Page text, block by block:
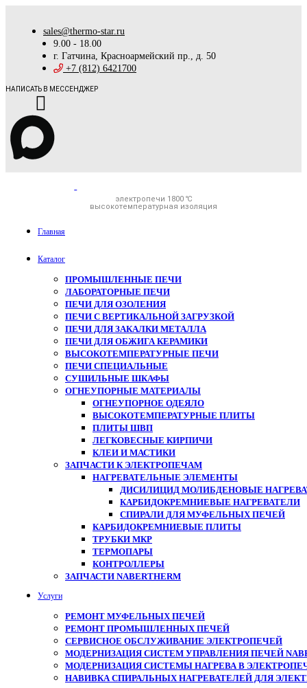
sales@thermo-star.ru
9.00 - 18.00
г. Гатчина, Красноармейский пр., д. 50
+7 (812) 6421700
НАПИСАТЬ В МЕССЕНДЖЕР
электропечи 1800 ℃
высокотемпературная изоляция
Главная
Каталог
ПРОМЫШЛЕННЫЕ ПЕЧИ
ЛАБОРАТОРНЫЕ ПЕЧИ
ПЕЧИ ДЛЯ ОЗОЛЕНИЯ
ПЕЧИ С ВЕРТИКАЛЬНОЙ ЗАГРУЗКОЙ
ПЕЧИ ДЛЯ ЗАКАЛКИ МЕТАЛЛА
ПЕЧИ ДЛЯ ОБЖИГА КЕРАМИКИ
ВЫСОКОТЕМПЕРАТУРНЫЕ ПЕЧИ
ПЕЧИ СПЕЦИАЛЬНЫЕ
СУШИЛЬНЫЕ ШКАФЫ
ОГНЕУПОРНЫЕ МАТЕРИАЛЫ
ОГНЕУПОРНОЕ ОДЕЯЛО
ВЫСОКОТЕМПЕРАТУРНЫЕ ПЛИТЫ
ПЛИТЫ ШВП
ЛЕГКОВЕСНЫЕ КИРПИЧИ
КЛЕИ И МАСТИКИ
ЗАПЧАСТИ К ЭЛЕКТРОПЕЧАМ
НАГРЕВАТЕЛЬНЫЕ ЭЛЕМЕНТЫ
ДИСИЛИЦИД МОЛИБДЕНОВЫЕ
КАРБИДОКРЕМНИЕВЫЕ НАГРЕВАТЕЛИ
СПИРАЛИ ДЛЯ МУФЕЛЬНЫХ ПЕЧЕЙ
КАРБИДОКРЕМНИЕВЫЕ ПЛИТЫ
ТРУБКИ МКР
ТЕРМОПАРЫ
КОНТРОЛЛЕРЫ
ЗАПЧАСТИ NABERTHERM
Услуги
РЕМОНТ МУФЕЛЬНЫХ ПЕЧЕЙ
РЕМОНТ ПРОМЫШЛЕННЫХ ПЕЧЕЙ
СЕРВИСНОЕ ОБСЛУЖИВАНИЕ ЭЛЕКТРОПЕЧЕЙ
МОДЕРНИЗАЦИЯ СИСТЕМ УПРАВЛЕНИЯ ПЕЧЕЙ
МОДЕРНИЗАЦИЯ СИСТЕМЫ НАГРЕВА В
НАВИВКА СПИРАЛЬНЫХ НАГРЕВАТЕЛЕЙ ДЛЯ